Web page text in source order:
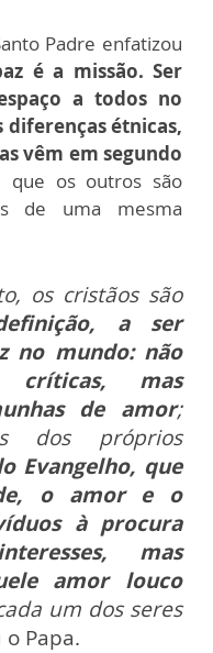
Padre enfatizou
é a missão. Ser
a todos no
diferenças étnicas,
vêm em segundo
que os outros são
de uma mesma
os cristãos são
a ser
no mundo: não
críticas, mas
de amor;
dos próprios
Evangelho, que
o amor e o
à procura
mas
amor louco
um dos seres
Papa.